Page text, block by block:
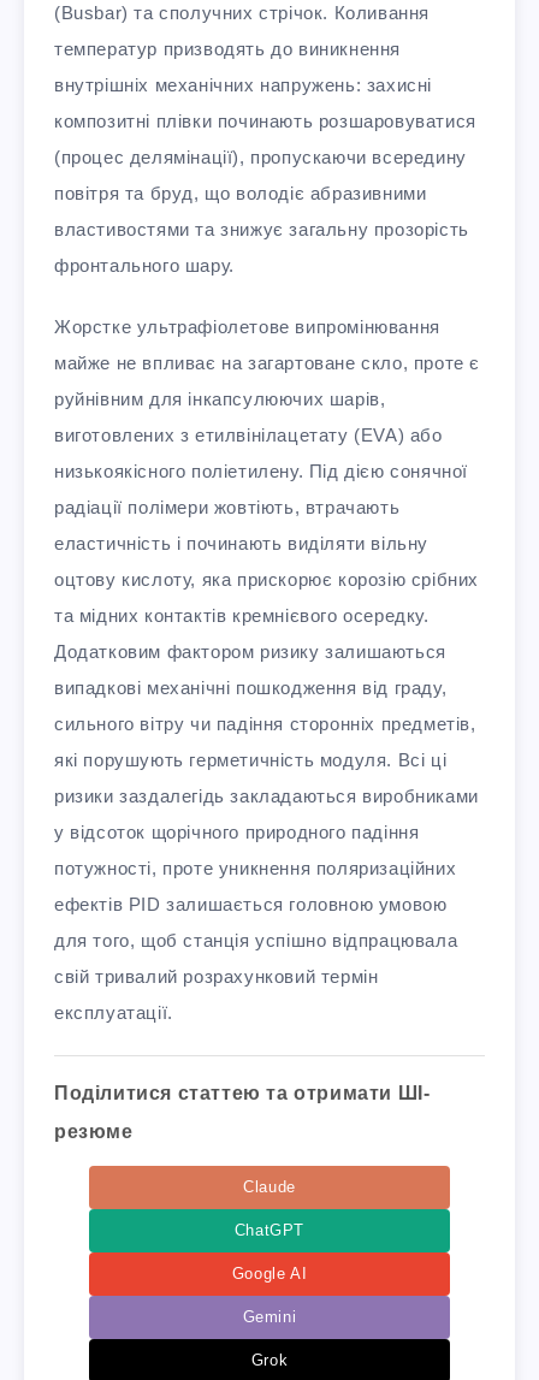
(Busbar) та сполучних стрічок. Коливання
температур призводять до виникнення
внутрішніх механічних напружень: захисні
композитні плівки починають розшаровуватися
(процес делямінації), пропускаючи всередину
повітря та бруд, що володіє абразивними
властивостями та знижує загальну прозорість
фронтального шару.
Жорстке ультрафіолетове випромінювання
майже не впливає на загартоване скло, проте є
руйнівним для інкапсулюючих шарів,
виготовлених з етилвінілацетату (EVA) або
низькоякісного поліетилену. Під дією сонячної
радіації полімери жовтіють, втрачають
еластичність і починають виділяти вільну
оцтову кислоту, яка прискорює корозію срібних
та мідних контактів кремнієвого осередку.
Додатковим фактором ризику залишаються
випадкові механічні пошкодження від граду,
сильного вітру чи падіння сторонніх предметів,
які порушують герметичність модуля. Всі ці
ризики заздалегідь закладаються виробниками
у відсоток щорічного природного падіння
потужності, проте уникнення поляризаційних
ефектів PID залишається головною умовою
для того, щоб станція успішно відпрацювала
свій тривалий розрахунковий термін
експлуатації.
Поділитися статтею та отримати ШІ-
резюме
Claude
ChatGPT
Google AI
Gemini
Grok